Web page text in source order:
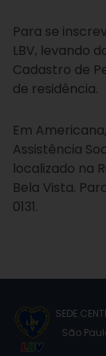
Para se
LBV, levando
Cadastro de
de residência.
Em
Assistência
localizado na
Bela Vista.
0131.
SEDE
São